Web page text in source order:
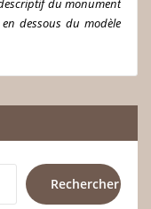
du monument
dessous du modèle
Rechercher